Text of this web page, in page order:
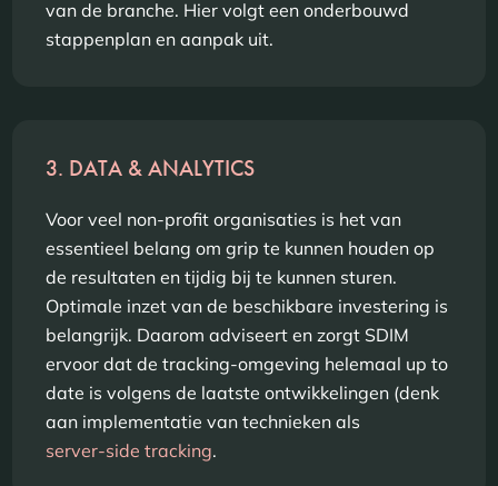
van de branche. Hier volgt een onderbouwd
stappenplan en aanpak uit.
3. DATA & ANALYTICS
Voor veel non-profit organisaties is het van
essentieel belang om grip te kunnen houden op
de resultaten en tijdig bij te kunnen sturen.
Optimale inzet van de beschikbare investering is
belangrijk. Daarom adviseert en zorgt SDIM
ervoor dat de tracking-omgeving helemaal up to
date is volgens de laatste ontwikkelingen (denk
aan implementatie van technieken als
server-side tracking.